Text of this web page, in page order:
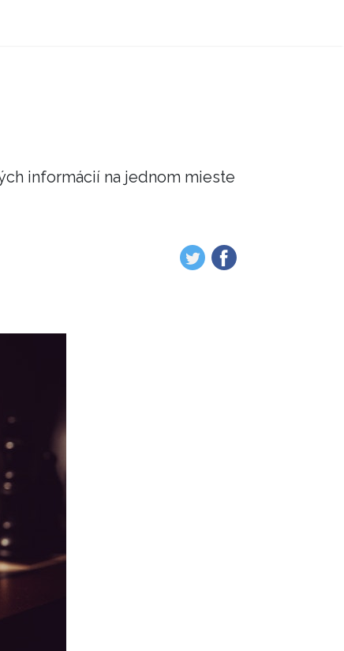
informácií na jednom mieste